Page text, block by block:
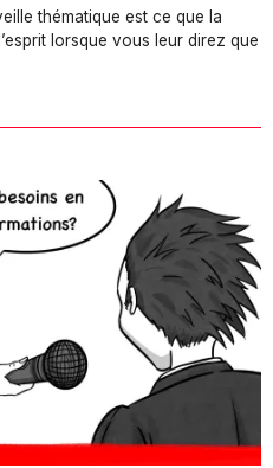
thématique est ce que la
lorsque vous leur direz que